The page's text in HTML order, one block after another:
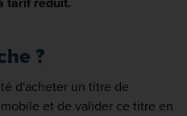
?
d'acheter un titre de
et de valider ce titre en